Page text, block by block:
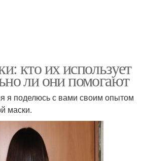
кто их использует
ли они помогают
я поделюсь с вами своим опытом
маски.